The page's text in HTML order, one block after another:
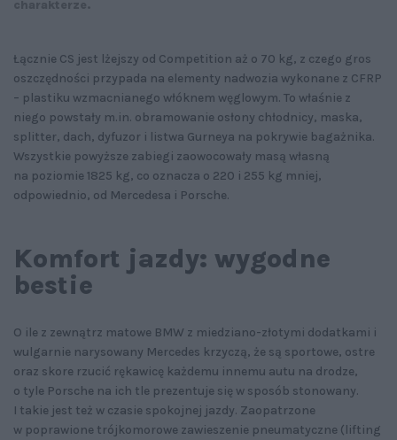
Łącznie CS jest lżejszy od Competition aż o 70 kg, z czego gros
oszczędności przypada na elementy nadwozia wykonane z CFRP
– plastiku wzmacnianego włóknem węglowym. To właśnie z
niego powstały m.in. obramowanie osłony chłodnicy, maska,
splitter, dach, dyfuzor i listwa Gurneya na pokrywie bagażnika.
Wszystkie powyższe zabiegi zaowocowały masą własną
na poziomie 1825 kg, co oznacza o 220 i 255 kg mniej,
odpowiednio, od Mercedesa i Porsche.
Komfort jazdy: wygodne
bestie
O ile z zewnątrz matowe BMW z miedziano-złotymi dodatkami i
wulgarnie narysowany Mercedes krzyczą, że są sportowe, ostre
oraz skore rzucić rękawicę każdemu innemu autu na drodze,
o tyle Porsche na ich tle prezentuje się w sposób stonowany.
I takie jest też w czasie spokojnej jazdy. Zaopatrzone
w poprawione trójkomorowe zawieszenie pneumatyczne (lifting